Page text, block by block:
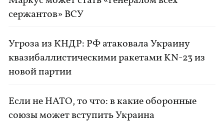
сержантов» ВСУ
Угроза из КНДР: РФ атаковала Украину
квазибаллистическими ракетами KN-23 из
новой партии
Если не НАТО, то что: в какие оборонные
союзы может вступить Украина